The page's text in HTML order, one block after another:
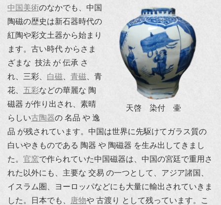
天啓 染付 壷
中国美術のなかでも、中国
陶磁の歴史は新石器時代の
紅陶や彩文土器から始まり
ます。古い時代 からさま
ざまな 技法 が 伝承 さ
れ、三彩、 白磁 青磁 、青
花、 五彩などの華麗な 陶
磁器 が作り出され、素晴
らしい古陶器の 名品 や 逸
品 が残されています。中国は世界に先駆けてガラス質の
白いやきものである 陶器 や 陶磁器 を生み出してきまし
た。 官窯で作られていた中国磁器は、中国の宮廷で重用さ
れた以外にも、主要な 交易 の一つとして、アジア諸国、
イスラム圏、ヨーロッパなどにも大量に輸出されていきま
した。日本でも、
唐物や 古渡り として残っています。こ